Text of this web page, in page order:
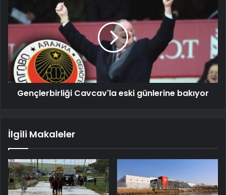
Gençlerbirliği Cavcav'la eski günlerine bakıyor
İlgili Makaleler